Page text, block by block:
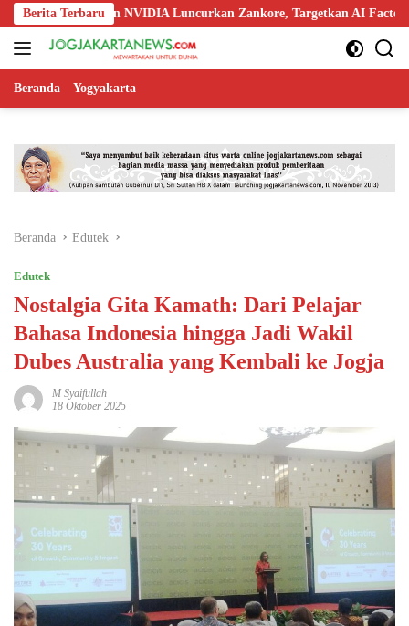
Langsung
ke
konten
Berita Terbaru
dan NVIDIA Luncurkan Zankore, Targetkan AI Factory 1 GW
Beranda Yogyakarta
Beranda Edutek
Edutek
Nostalgia Gita Kamath: Dari Pelajar
Bahasa Indonesia hingga Jadi Wakil
Dubes Australia yang Kembali ke Jogja
M Syaifullah
18 Oktober 2025